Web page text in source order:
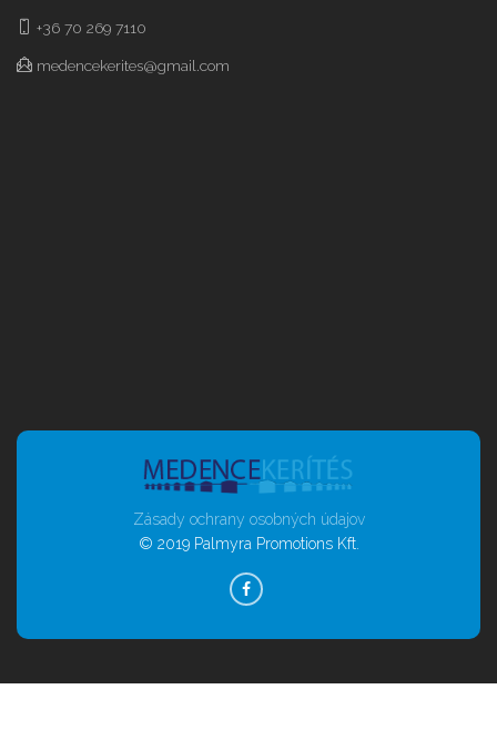
+36 70 269 7110
medencekerites@gmail.com
Zásady ochrany osobných údajov
© 2019 Palmyra Promotions Kft.